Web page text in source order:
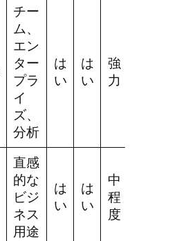
チー
ム、
エン
ター
プラ
イ
ズ、
分析
は
い
は
い
強
力
直感
的な
ビジ
ネス
用途
は
い
は
い
中
程
度